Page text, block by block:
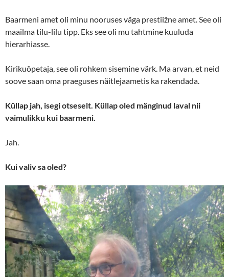
Baarmeni amet oli minu nooruses väga prestiižne amet. See oli
maailma tilu-lilu tipp. Eks see oli mu tahtmine kuuluda
hierarhiasse.
Kirikuõpetaja, see oli rohkem sisemine värk. Ma arvan, et neid
soove saan oma praeguses näitlejaametis ka rakendada.
Küllap jah, isegi otseselt. Küllap oled mänginud laval nii
vaimulikku kui baarmeni.
Jah.
Kui valiv sa oled?